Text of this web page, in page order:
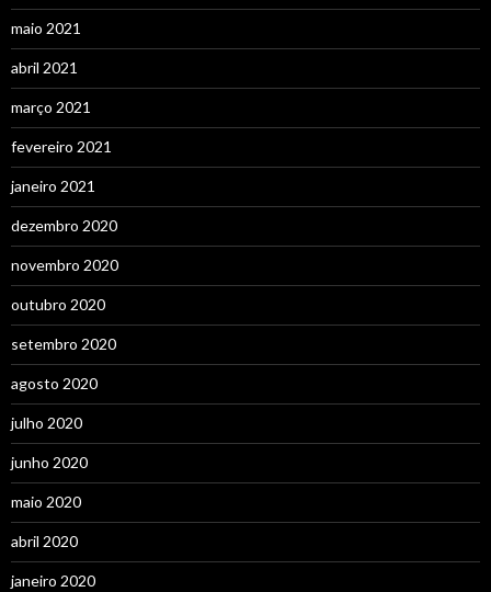
maio 2021
abril 2021
março 2021
fevereiro 2021
janeiro 2021
dezembro 2020
novembro 2020
outubro 2020
setembro 2020
agosto 2020
julho 2020
junho 2020
maio 2020
abril 2020
janeiro 2020